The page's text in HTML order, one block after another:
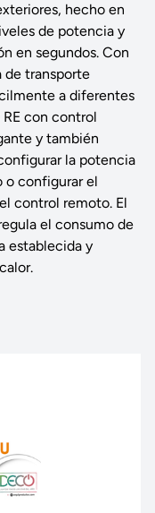
hecho en
de potencia y
en segundos. Con
de transporte
a diferentes
con control
y también
la potencia
o configurar el
control remoto. El
el consumo de
establecida y